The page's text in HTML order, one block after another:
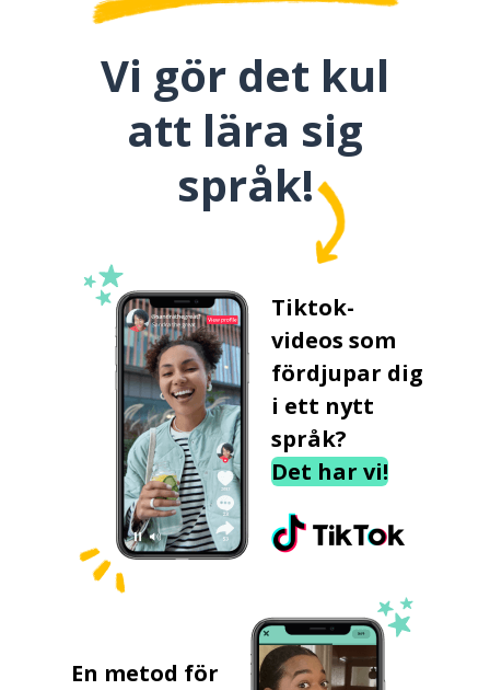
Vi gör det kul
att lära sig
språk!
Tiktok-
videos som
fördjupar dig
i ett nytt
språk?
Det har vi!
En metod för